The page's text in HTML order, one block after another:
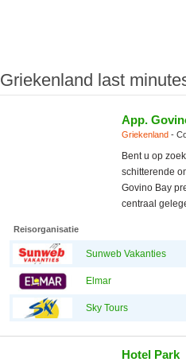
Griekenland last
App.
Griekenland -
Bent u op
schitterende
Govino Bay
centraal
Reisorganisatie
Sunweb Vakanties
Elmar
Sky Tours
Hotel Park